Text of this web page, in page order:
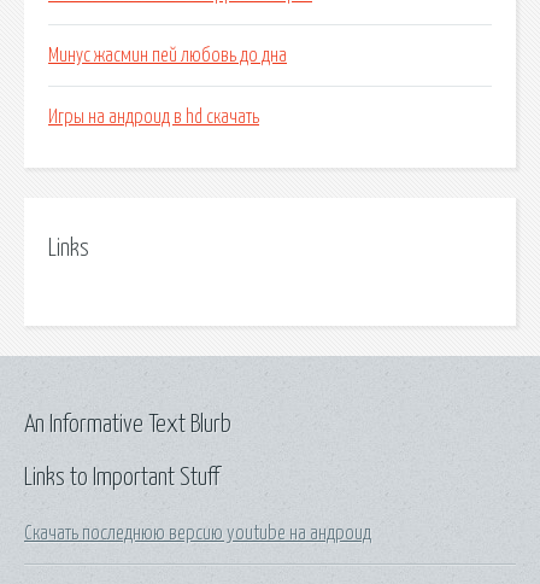
Минус жасмин пей любовь до дна
Игры на андроид в hd скачать
Links
Links to Important Stuff
Скачать последнюю версию youtube на андроид
An Informative Text Blurb